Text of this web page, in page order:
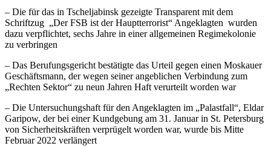
– Die für das in Tscheljabinsk gezeigte Transparent mit dem
Schriftzug „Der FSB ist der Hauptterrorist“ Angeklagten wurden
dazu verpflichtet, sechs Jahre in einer allgemeinen Regimekolonie
zu verbringen
– Das Berufungsgericht bestätigte das Urteil gegen einen Moskauer
Geschäftsmann, der wegen seiner angeblichen Verbindung zum
„Rechten Sektor“ zu neun Jahren Haft verurteilt worden war
– Die Untersuchungshaft für den Angeklagten im „Palastfall“, Eldar
Garipow, der bei einer Kundgebung am 31. Januar in St. Petersburg
von Sicherheitskräften verprügelt worden war, wurde bis Mitte
Februar 2022 verlängert